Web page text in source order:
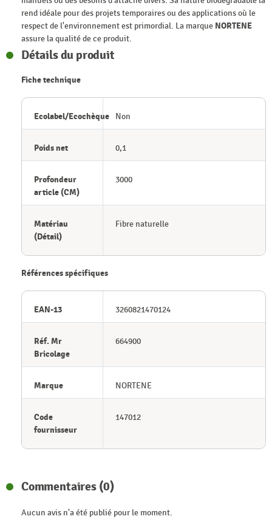
rend idéale pour des projets temporaires ou des applications où le
respect de l'environnement est primordial. La marque NORTENE
assure la qualité de ce produit.
Détails du produit
Fiche technique
Ecolabel/Ecochèque Non
Poids net 0,1
Profondeur
article (CM)
3000
Matériau
(Détail)
Fibre naturelle
Références spécifiques
EAN-13 3260821470124
Réf. Mr
Bricolage
664900
Marque NORTENE
Code
fournisseur
147012
Commentaires (0)
Aucun avis n'a été publié pour le moment.